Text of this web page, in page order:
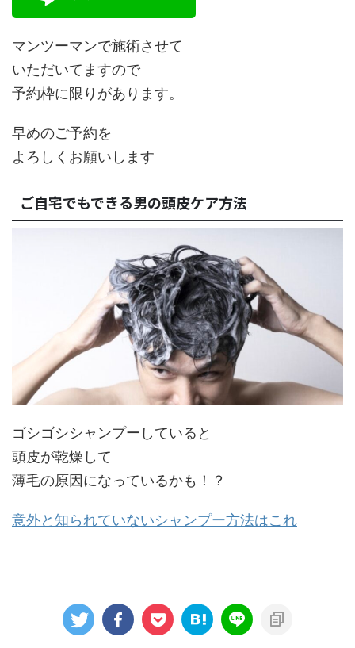
マンツーマンで施術させて
いただいてますので
予約枠に限りがあります。
早めのご予約を
よろしくお願いします
ご自宅でもできる男の頭皮ケア方法
ゴシゴシシャンプーしていると
頭皮が乾燥して
薄毛の原因になっているかも！？
意外と知られていないシャンプー方法はこれ